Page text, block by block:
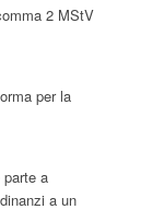
2 MStV
per la
a
a un